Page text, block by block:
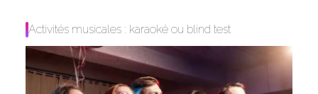
Activités musicales : karaoké ou blind test